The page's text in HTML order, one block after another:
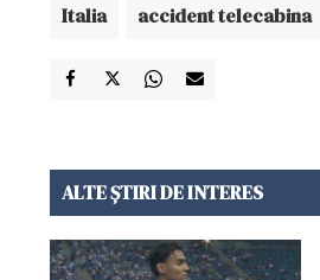
Italia accident telecabina
ALTE ȘTIRI DE INTERES